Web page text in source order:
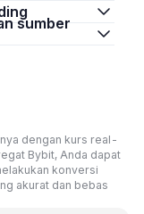
dengan kurs real-
Bybit, Anda dapat
konversi
akurat dan bebas